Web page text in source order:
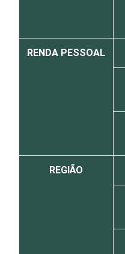
RENDA PESSOAL
REGIÃO